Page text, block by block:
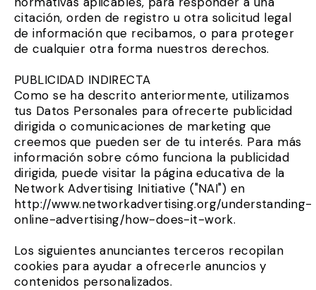
citación, orden de registro u otra solicitud legal
de información que recibamos, o para proteger
de cualquier otra forma nuestros derechos.
PUBLICIDAD INDIRECTA
Como se ha descrito anteriormente, utilizamos
tus Datos Personales para ofrecerte publicidad
dirigida o comunicaciones de marketing que
creemos que pueden ser de tu interés. Para más
información sobre cómo funciona la publicidad
dirigida, puede visitar la página educativa de la
Network Advertising Initiative ("NAI") en
http://www.networkadvertising.org/understanding-
online-advertising/how-does-it-work.
Los siguientes anunciantes terceros recopilan
cookies para ayudar a ofrecerle anuncios y
contenidos personalizados.